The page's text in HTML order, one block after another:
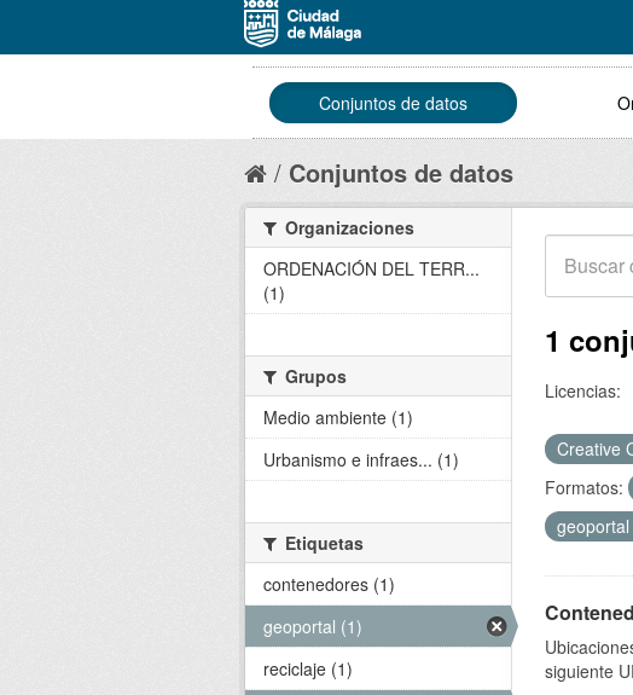
Conjuntos de datos
Conjuntos de datos
1
Licencias:
Creative
Formatos:
geoportal
siguiente
Organizaciones
ORDENACIÓN DEL TERR...
(1)
Grupos
Medio ambiente (1)
Urbanismo e infraes... (1)
Etiquetas
contenedores (1)
geoportal (1)
reciclaje (1)